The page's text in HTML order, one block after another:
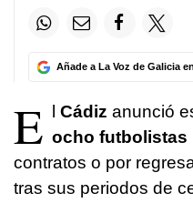
Añade a La Voz de Galicia
E Cádiz anunció
ocho futbolistas
contratos o por
tras sus periodos de